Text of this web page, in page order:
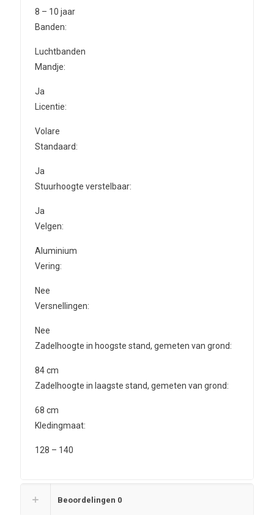
8 – 10 jaar
Banden:
Luchtbanden
Mandje:
Ja
Licentie:
Volare
Standaard:
Ja
Stuurhoogte verstelbaar:
Ja
Velgen:
Aluminium
Vering:
Nee
Versnellingen:
Nee
Zadelhoogte in hoogste stand, gemeten van grond:
84cm
Zadelhoogte in laagste stand, gemeten van grond:
68 cm
Kledingmaat:
128 – 140
Beoordelingen 0